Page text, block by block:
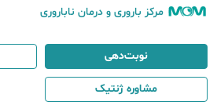
مرکز باروری و درمان ناباروری
نوبت‌دهی
مشاوره ژنتیک